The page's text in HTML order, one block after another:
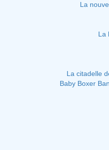
La
La
La citadelle
Baby Boxer